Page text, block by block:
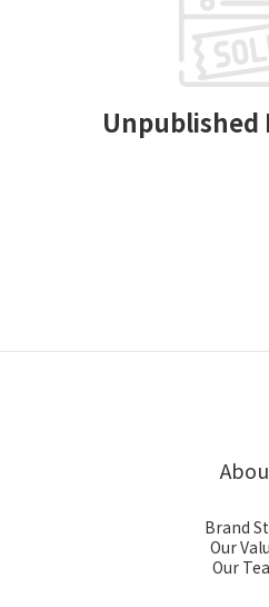
Unpublished
Brand
Our
Our